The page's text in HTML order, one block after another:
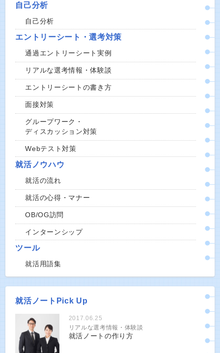
自己分析
自己分析
エントリーシート・選考対策
通過エントリーシート実例
リアルな選考情報・体験談
エントリーシートの書き方
面接対策
グループワーク・
ディスカッション対策
Webテスト対策
就活ノウハウ
就活の流れ
就活の心得・マナー
OB/OG訪問
インターンシップ
ツール
就活用語集
就活ノートPick Up
2017.06.25
リアルな選考情報・体験談
就活ノートの作り方